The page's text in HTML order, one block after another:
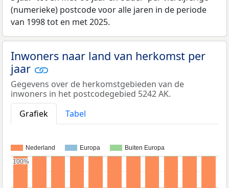
(numerieke) postcode voor alle jaren in de periode
van 1998 tot en met 2025.
Inwoners naar land van herkomst per
jaar
Gegevens over de herkomstgebieden van de
inwoners in het postcodegebied 5242 AK.
Grafiek
Tabel
Nederland Europa Buiten Europa
100%
100%